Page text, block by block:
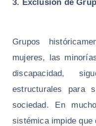
3. Exclusión de
Grupos
mujeres, las
discapacidad,
estructurales para
sociedad. En
sistémica impide que